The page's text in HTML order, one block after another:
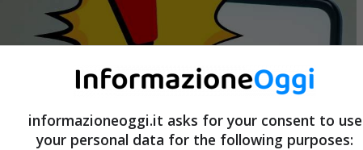
informazioneoggi.it asks for your consent to use
your personal data for the following purposes: